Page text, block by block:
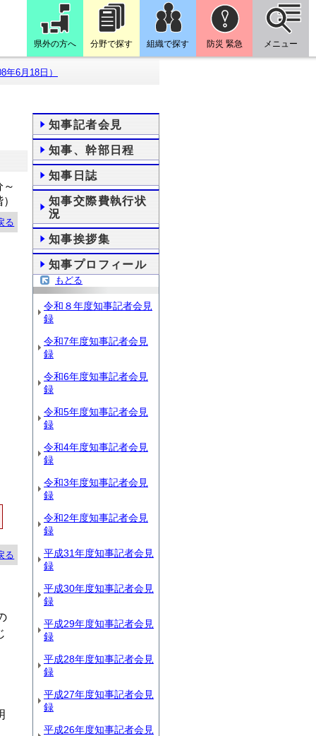
県外の方へ 分野で探す 組織で探す 防災 緊急 メニュー
年6月18日）
る
る
知事記者会見
知事、幹部日程
知事日誌
知事交際費執行状
況
知事挨拶集
知事プロフィール
もどる
令和８年度知事記者会見
録
令和7年度知事記者会見
録
令和6年度知事記者会見
録
令和5年度知事記者会見
録
令和4年度知事記者会見
録
令和3年度知事記者会見
録
令和2年度知事記者会見
録
平成31年度知事記者会見
録
平成30年度知事記者会見
録
平成29年度知事記者会見
録
平成28年度知事記者会見
録
平成27年度知事記者会見
録
平成26年度知事記者会見